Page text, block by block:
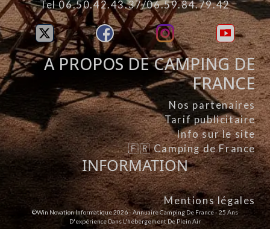
Tel 06.50.42.43.37/06.59.84.79.42
A PROPOS DE CAMPING DE
FRANCE
Nos partenaires
Tarif publicitaire
Info sur le site
🇫🇷 Camping de France
INFORMATION
Mentions légales
©Win Novation Informatique 2026 - Annuaire Camping De France - 25 Ans
D'expérience Dans L'hébergement De Plein Air